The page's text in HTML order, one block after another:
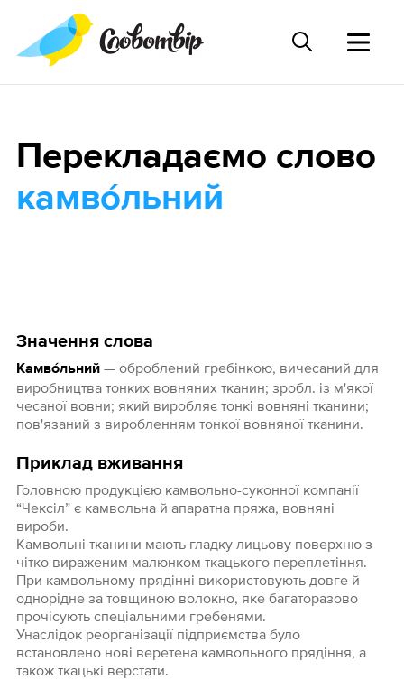
Значення слова
Камво́льний— оброблений гребінкою, вичесаний для
виробництва тонких вовняних тканин; зробл. із м'якої
чесаної вовни; який виробляє тонкі вовняні тканини;
пов'язаний з виробленням тонкої вовняної тканини.
Приклад вживання
Головною продукцією камвольно-суконної компанії
“Чексіл” є камвольна й апаратна пряжа, вовняні
вироби.
Камвольні тканини мають гладку лицьову поверхню з
чітко вираженим малюнком ткацького переплетіння.
При камвольному прядінні використовують довге й
однорідне за товщиною волокно, яке багаторазово
прочісують спеціальними гребенями.
Унаслідок реорганізації підприємства було
встановлено нові веретена камвольного прядіння, а
також ткацькі верстати.
Перекладаємо слово
камво́льний